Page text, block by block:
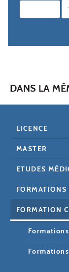
DANS LA
LICENCE
MASTER
ETUDES
FORMATIONS
FORMATION